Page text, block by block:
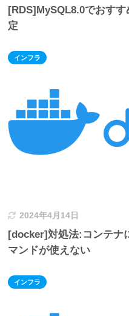
[RDS]MySQL8.0でおす
定
2024年4月14日
[docker]対処法:コンテナ
マンドが使えない
インフラ
インフラ